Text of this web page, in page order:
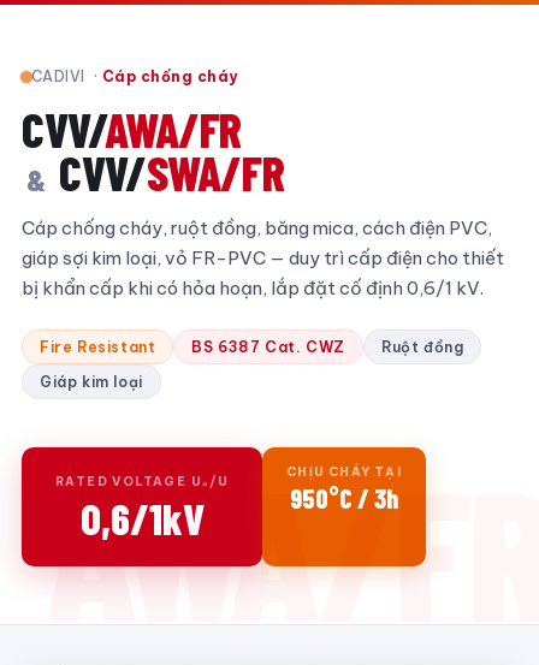
CADIVI · Cáp chống cháy
CVV/AWA/FR
& CVV/SWA/FR
Cáp chống cháy, ruột đồng, băng mica, cách điện PVC,
giáp sợi kim loại, vỏ FR-PVC — duy trì cấp điện cho thiết
bị khẩn cấp khi có hỏa hoạn, lắp đặt cố định 0,6/1 kV.
Fire Resistant BS 6387 Cat. CWZ
Ruột đồng
Giáp kim loại
RATED VOLTAGE U₀/U
0,6/1kV
CHỊU CHÁY TẠI
950°C / 3h